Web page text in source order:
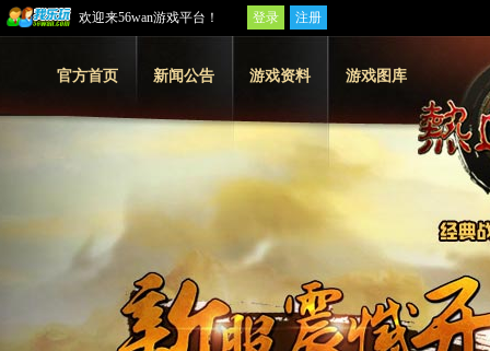
欢迎来56wan游戏平台！ 登录 注册
官方首页 新闻公告 游戏资料 游戏图库